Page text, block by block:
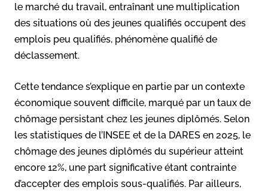
le marché du travail, entraînant une multiplication
des situations où des jeunes qualifiés occupent des
emplois peu qualifiés, phénomène qualifié de
déclassement.
Cette tendance s’explique en partie par un contexte
économique souvent difficile, marqué par un taux de
chômage persistant chez les jeunes diplômés. Selon
les statistiques de l’INSEE et de la DARES en 2025, le
chômage des jeunes diplômés du supérieur atteint
encore 12%, une part significative étant contrainte
d’accepter des emplois sous-qualifiés. Par ailleurs,